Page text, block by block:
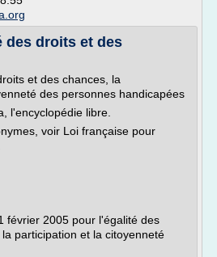
des droits et des
et des chances, la
des personnes handicapées
l'encyclopédie libre.
voir Loi française pour
février 2005 pour l'égalité des
participation et la citoyenneté